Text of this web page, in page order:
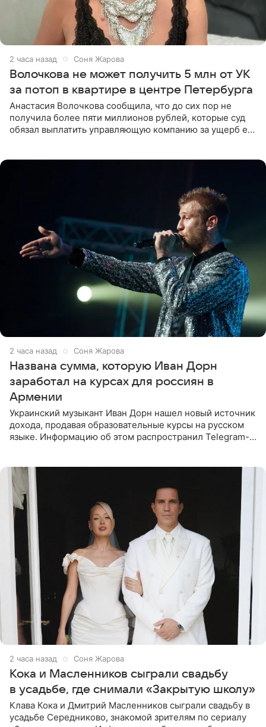
2 часа назад Соня Жарова
Волочкова не может получить 5 млн от УК
за потоп в квартире в центре Петербурга
Анастасия Волочкова сообщила, что до сих пор не
получила более пяти миллионов рублей, которые суд
обязал выплатить управляющую компанию за ущерб ее
2 часа назад Соня Жарова
Названа сумма, которую Иван Дорн
заработал на курсах для россиян в
Армении
Украинский музыкант Иван Дорн нашел новый источник
дохода, продавая образовательные курсы на русском
языке. Информацию об этом распространил Telegram-
3 часа назад Соня Жарова
Кока и Масленников сыграли свадьбу
в усадьбе, где снимали «Закрытую школу»
Клава Кока и Дмитрий Масленников сыграли свадьбу в
усадьбе Середниково, знакомой зрителям по сериалу